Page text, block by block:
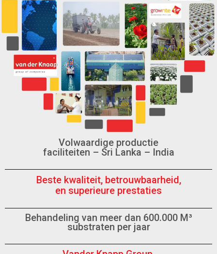
Volwaardige productie
faciliteiten – Sri Lanka – India
Beste kwaliteit, betrouwbaarheid,
en superieure prestaties
Behandeling van meer dan 600.000 M³
substraten per jaar